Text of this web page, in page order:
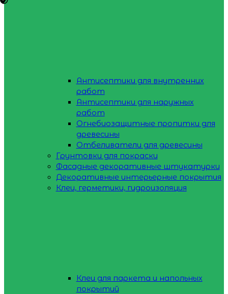
Антисептики для внутренних
работ
Антисептики для наружных
работ
Огнебиозащитные пропитки для
древесины
Отбеливатели для древесины
Грунтовки для покраски
Фасадные декоративные штукатурки
Декоративные интерьерные покрытия
Клеи, герметики, гидроизоляция
Клеи для паркета и напольных
покрытий